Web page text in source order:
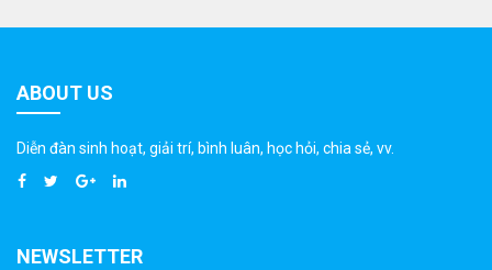
ABOUT US
Diễn đàn sinh hoạt, giải trí, bình luân, học hỏi, chia sẻ, vv.
NEWSLETTER